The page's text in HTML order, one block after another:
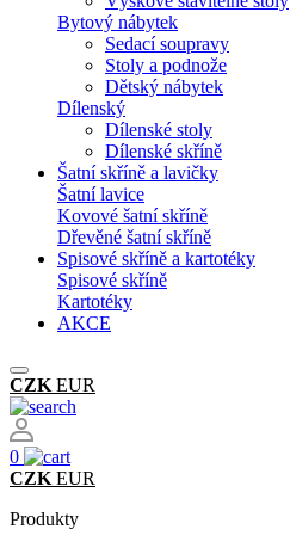
Bytový nábytek
Sedací soupravy
Stoly a podnože
Dětský nábytek
Dílenský
Dílenské stoly
Dílenské skříně
Šatní skříně a lavičky
Šatní lavice
Kovové šatní skříně
Dřevěné šatní skříně
Spisové skříně a kartotéky
Spisové skříně
Kartotéky
AKCE
CZK EUR
0
CZK EUR
Produkty